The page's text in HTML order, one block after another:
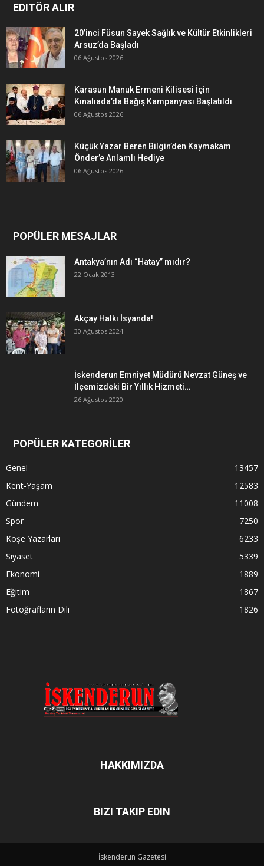
EDITÖR ALIR
20’inci Füsun Sayek Sağlık ve Kültür Etkinlikleri
Arsuz’da Başladı
06 Ağustos 2026
Karasun Manuk Ermeni Kilisesi İçin
Kınalıada’da Bağış Kampanyası Başlatıldı
06 Ağustos 2026
Küçük Yazar Beren Bilgin’den Kaymakam
Önder’e Anlamlı Hediye
06 Ağustos 2026
POPÜLER MESAJLAR
Antakya’nın Adı “Hatay” mıdır?
22 Ocak 2013
Akçay Halkı İsyanda!
30 Ağustos 2024
İskenderun Emniyet Müdürü Nevzat Güneş ve
İlçemizdeki Bir Yıllık Hizmeti…
26 Ağustos 2020
POPÜLER KATEGORİLER
Genel
13457
Kent-Yaşam
12583
Gündem
11008
Spor
7250
Köşe Yazarları
6233
Siyaset
5339
Ekonomi
1889
Eğitim
1867
Fotoğrafların Dili
1826
HAKKIMIZDA
BIZI TAKIP EDIN
İskenderun Gazetesi